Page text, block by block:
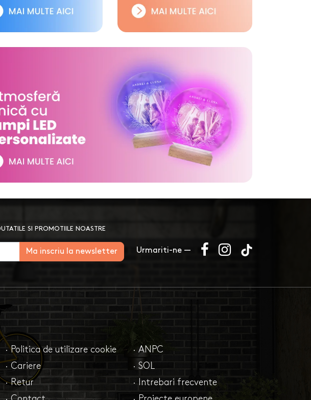
SI PROMOTIILE NOASTRE
Ma inscriu la newsletter Urmariti-ne —
· Politica de utilizare cookie
· Cariere
· Retur
· ANPC
· SOL
· Intrebari frecvente